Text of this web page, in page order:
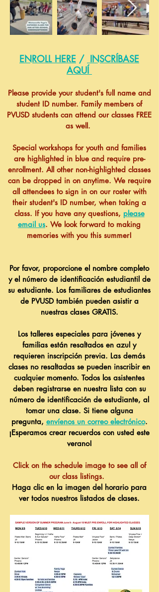
ENROLL HERE / INSCRÍBASE
AQUÍ
Please provide your student's full name and
student ID number. Family members of
PVUSD students can attend our classes FREE
as well.
Special workshops for youth and families
are highlighted in blue and require pre-
enrollment. All other non-highlighted classes
can be dropped in on anytime. We require
all attendees to sign in on our roster with
their student's ID number, when taking a
class. If you have any questions, please
email us. We look forward to making
memories with you this summer!
Por favor, proporcione el nombre completo
y el número de identificación estudiantil de
su estudiante. Los familiares de estudiantes
de PVUSD también pueden asistir a
nuestras clases GRATIS.
Los talleres especiales para jóvenes y
familias están resaltados en azul y
requieren inscripción previa. Las demás
clases no resaltadas se pueden inscribir en
cualquier momento. Todos los asistentes
deben registrarse en nuestra lista con su
número de identificación de estudiante, al
tomar una clase. Si tiene alguna
pregunta, envíenos un correo electrónico.
¡Esperamos crear recuerdos con usted este
verano!
Click on the schedule image to see all of
our class listings.
Haga clic en la imagen del horario para
ver todos nuestros listados de clases.